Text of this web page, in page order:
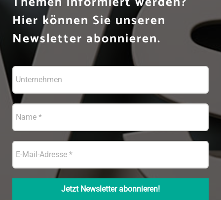
Hier können Sie unseren
Newsletter abonnieren.